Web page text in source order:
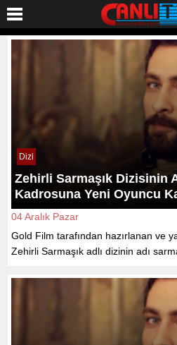
Dizi
Zehirli Sarmaşık Dizisinin
Kadrosuna Yeni Oyuncu
04 Aralık Pazar
Gold Film tarafından hazırlanan ve
Zehirli Sarmaşık adlı dizinin adı